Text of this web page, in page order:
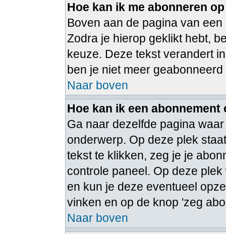
Hoe kan ik me abonneren
Boven aan de pagina van
Zodra je hierop geklikt hebt,
keuze. Deze tekst verandert
ben je niet meer
Naar boven
Hoe kan ik een abonnement
Ga naar dezelfde pagina
onderwerp. Op deze plek
tekst te klikken, zeg je je
controle paneel. Op deze
en kun je deze eventueel
vinken en op de knop 'zeg
Naar boven